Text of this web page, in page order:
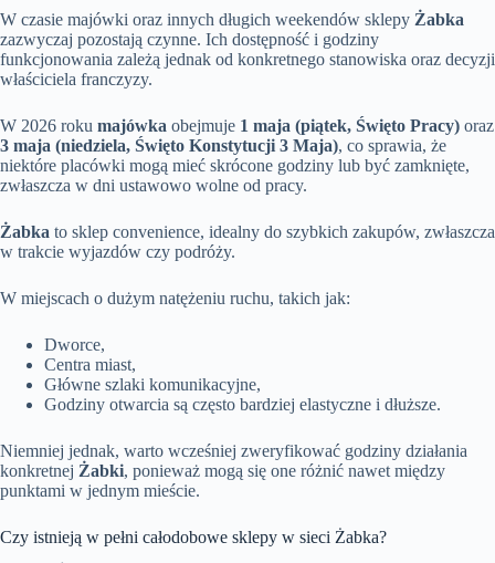
W czasie majówki oraz innych długich weekendów sklepy Żabka
zazwyczaj pozostają czynne. Ich dostępność i godziny
funkcjonowania zależą jednak od konkretnego stanowiska oraz decyzji
właściciela franczyzy.
W 2026 roku majówka obejmuje 1 maja (piątek, Święto Pracy) oraz
3 maja (niedziela, Święto Konstytucji 3 Maja), co sprawia, że
niektóre placówki mogą mieć skrócone godziny lub być zamknięte,
zwłaszcza w dni ustawowo wolne od pracy.
Żabka to sklep convenience, idealny do szybkich zakupów, zwłaszcza
w trakcie wyjazdów czy podróży.
W miejscach o dużym natężeniu ruchu, takich jak:
Dworce,
Centra miast,
Główne szlaki komunikacyjne,
Godziny otwarcia są często bardziej elastyczne i dłuższe.
Niemniej jednak, warto wcześniej zweryfikować godziny działania
konkretnej Żabki, ponieważ mogą się one różnić nawet między
punktami w jednym mieście.
Czy istnieją w pełni całodobowe sklepy w sieci Żabka?